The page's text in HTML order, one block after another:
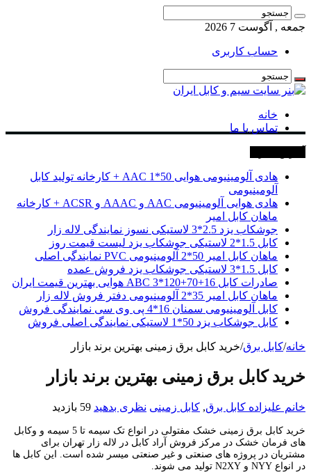
جمعه , آگوست 7 2026
حساب کاربری
خانه
تماس با ما
هادی آلومینیومی هوایی 50*1 AAC + کارخانه تولید کابل
آلومینیومی
هادی هوایی آلومینیومی AAC و AAAC و ACSR + کارخانه
ماهان کابل امیر
جوشکاب یزد 2.5*3 لاستیکی نسوز نمایندگی لاله زار
کابل 1.5*2 لاستیکی جوشکاب یزد لیست قیمت روز
ماهان کابل امیر 50*2 آلومینیومی PVC نمایندگی اصلی
کابل 1.5*3 لاستیکی جوشکاب یزد فروش عمده
صادرات کابل 16+70+120*3 ABC هوایی بهترین قیمت ایران
ماهان کابل امیر 35*2 آلومینیومی دفتر فروش لاله زار
کابل آلومینیومی سمنان 16*4 پی وی سی نمایندگی فروش
کابل جوشکاب یزد 50*1 لاستیکی نمایندگی اصلی فروش
خانه/کابل برق/خرید کابل برق زمینی بهترین برند بازار
خرید کابل برق زمینی بهترین برند بازار
خانم علیزاده کابل برق, کابل زمینی نظری بدهید 59 بازدید
خرید کابل برق زمینی خشک مفتولی در انواع تک سیمه تا 5 سیمه و وکابل
های فرمان خشک در مرکز فروش آراد کابل در لاله زار تهران برای
مشتریان در پروژه های صنعتی و غیر صنعتی میسر شده است. این کابل ها
در انواع NYY و N2XY تولید می شوند.